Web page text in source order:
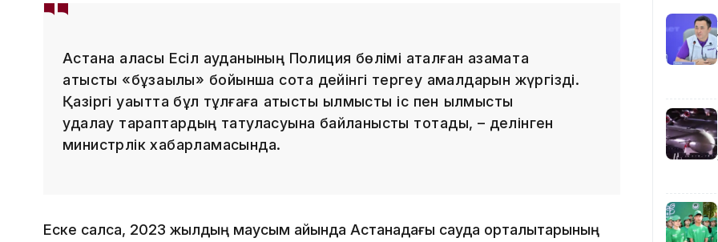
Астана қаласы Есіл ауданының Полиция бөлімі аталған азаматқа
қатысты «бұзақылық» бойынша сотқа дейінгі тергеу амалдарын жүргізді.
Қазіргі уақытта бұл тұлғаға қатысты қылмыстық іс пен қылмыстық
қудалау тараптардың татуласуына байланысты тоқтады, – делінген
министрлік хабарламасында.
Еске салсақ, 2023 жылдың маусым айында Астанадағы сауда орталықтарының
12:40